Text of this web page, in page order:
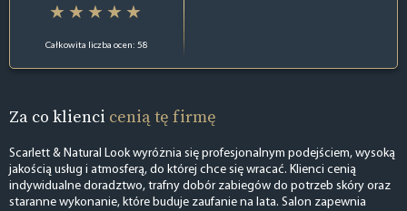
Całkowita liczba ocen: 58
Za co klienci cenią tę firmę
Scarlett & Natural Look wyróżnia się profesjonalnym podejściem, wysoką
jakością usług i atmosferą, do której chce się wracać. Klienci cenią
indywidualne doradztwo, trafny dobór zabiegów do potrzeb skóry oraz
staranne wykonanie, które buduje zaufanie na lata. Salon zapewnia